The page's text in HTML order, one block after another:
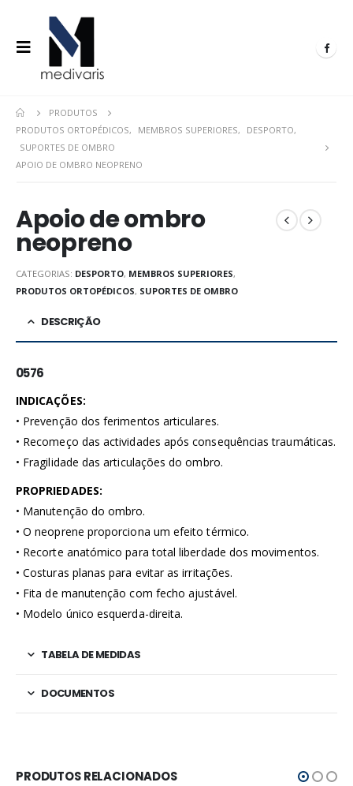
PRODUTOS
PRODUTOS ORTOPÉDICOS, MEMBROS SUPERIORES, DESPORTO,
SUPORTES DE OMBRO
APOIO DE OMBRO NEOPRENO
Apoio de ombro
neopreno
CATEGORIAS: DESPORTO, MEMBROS SUPERIORES,
PRODUTOS ORTOPÉDICOS, SUPORTES DE OMBRO
DESCRIÇÃO
0576
INDICAÇÕES:
• Prevenção dos ferimentos articulares.
• Recomeço das actividades após consequências traumáticas.
• Fragilidade das articulações do ombro.
PROPRIEDADES:
• Manutenção do ombro.
• O neoprene proporciona um efeito térmico.
• Recorte anatómico para total liberdade dos movimentos.
• Costuras planas para evitar as irritações.
• Fita de manutenção com fecho ajustável.
• Modelo único esquerda-direita.
TABELA DE MEDIDAS
DOCUMENTOS
PRODUTOS RELACIONADOS